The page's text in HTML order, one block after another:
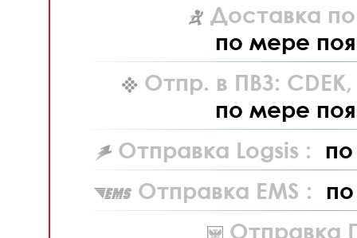
Доставка
по мере
Отпр. в ПВЗ: CDEK,
по мере
Отправка Logsis :
Отправка EMS :
Отправка